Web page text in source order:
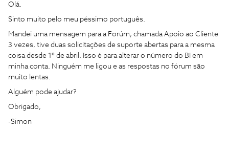
Olá.
Sinto muito pelo meu péssimo português.
Mandei uma mensagem para a Forúm, chamada Apoio ao Cliente
3 vezes, tive duas solicitações de suporte abertas para a mesma
coisa desde 1º de abril. Isso é para alterar o número do BI em
minha conta. Ninguém me ligou e as respostas no fórum são
muito lentas.
Alguém pode ajudar?
Obrigado,
-Simon